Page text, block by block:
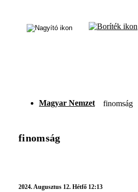
Magyar Nemzet finomság
finomság
2024.Augusztus 12. Hétfő 12:13